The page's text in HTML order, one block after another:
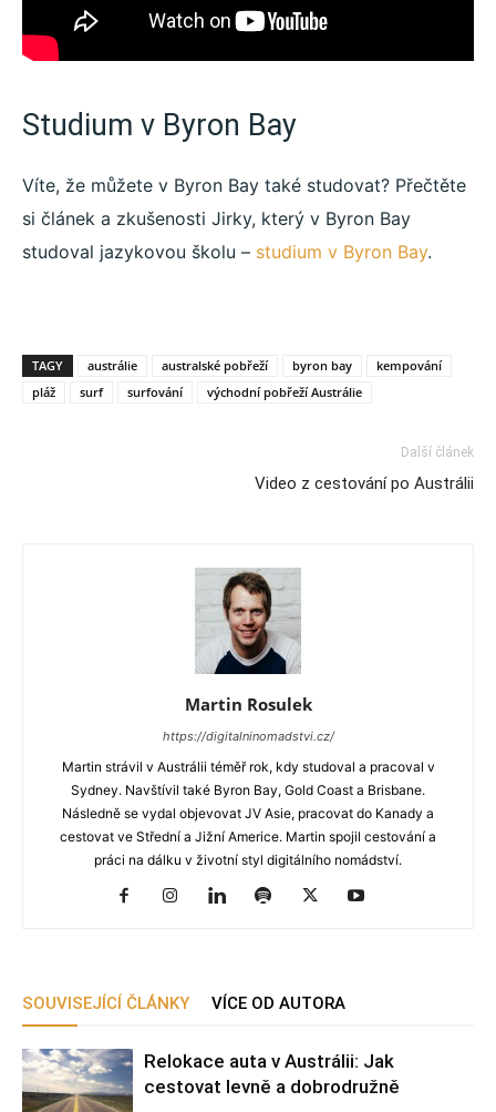
Studium v Byron Bay
Víte, že můžete v Byron Bay také studovat? Přečtěte
si článek a zkušenosti Jirky, který v Byron Bay
studoval jazykovou školu – studium v Byron Bay.
TAGY austrálie australské pobřeží byron bay
kempování
pláž
surf surfování východní pobřeží Austrálie
Další článek
Video z cestování po Austrálii
Martin Rosulek
https://digitalninomadstvi.cz/
Martin strávil v Austrálii téměř rok, kdy studoval a pracoval v
Sydney. Navštívil také Byron Bay, Gold Coast a Brisbane.
Následně se vydal objevovat JV Asie, pracovat do Kanady a
cestovat ve Střední a Jižní Americe. Martin spojil cestování a
práci na dálku v životní styl digitálního nomádství.
SOUVISEJÍCÍ ČLÁNKY VÍCE OD AUTORA
Relokace auta v Austrálii: Jak
cestovat levně a dobrodružně